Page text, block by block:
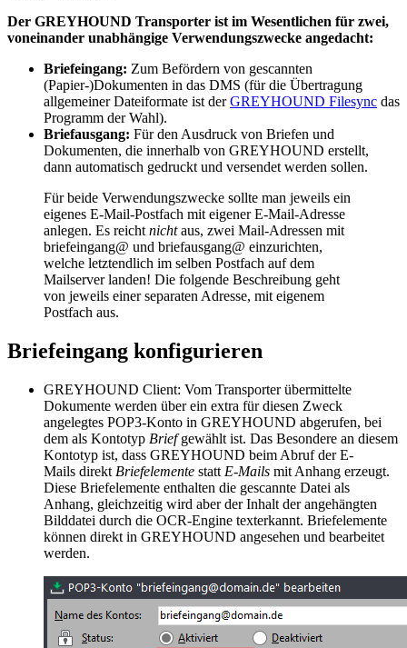
Der GREYHOUND Transporter ist im Wesentlichen für zwei,
voneinander unabhängige Verwendungszwecke angedacht:
Briefeingang: Zum Befördern von gescannten
(Papier-)Dokumenten in das DMS (für die Übertragung
allgemeiner Dateiformate ist derGREYHOUND Filesync das
Programm der Wahl).
Briefausgang: Für den Ausdruck von Briefen und
Dokumenten, die innerhalb von GREYHOUND erstellt,
dann automatisch gedruckt und versendet werden sollen.
Für beide Verwendungszwecke sollte man jeweils ein
eigenes E-Mail-Postfach mit eigener E-Mail-Adresse
anlegen. Es reicht nichtaus, zwei Mail-Adressen mit
briefeingang@ und briefausgang@ einzurichten,
welche letztendlich im selben Postfach auf dem
Mailserver landen! Die folgende Beschreibung geht
von jeweils einer separaten Adresse, mit eigenem
Postfach aus.
Briefeingang konfigurieren
GREYHOUND Client: Vom Transporter übermittelte
Dokumente werden über ein extra für diesen Zweck
angelegtes POP3-Konto in GREYHOUND abgerufen, bei
dem als Kontotyp Briefgewählt ist. Das Besondere an diesem
Kontotyp ist, dass GREYHOUND beim Abruf der E-
Mails direkt Briefelemente statt E-Mails mit Anhang erzeugt.
Diese Briefelemente enthalten die gescannte Datei als
Anhang, gleichzeitig wird aber der Inhalt der angehängten
Bilddatei durch die OCR-Engine texterkannt. Briefelemente
können direkt in GREYHOUND angesehen und bearbeitet
werden.